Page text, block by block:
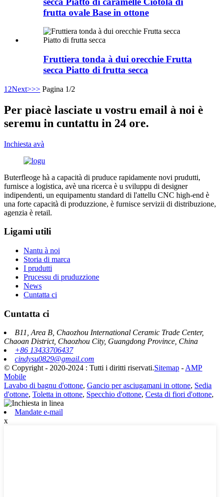
frutta ovale Base in ottone
Fruttiera tonda à dui orecchie Frutta
secca Piatto di frutta secca
1 2Next>>> Pagina 1/2
Per piacè lasciate u vostru email à noi è
seremu in cuntattu in 24 ore.
Inchiesta avà
Buterfleoge hà a capacità di pruduce rapidamente novi prudutti,
furnisce a logistica, avè una ricerca è u sviluppu di designer
indipendenti, un equipamentu standard di l'attellu CNC high-end è
una forte capacità di produzzione, è furnisce servizii di distribuzione,
agenzia è retail.
Ligami utili
Nantu à noi
Storia di marca
I prudutti
Prucessu di pruduzzione
News
Cuntatta ci
Cuntatta ci
B11, Area B, Chaozhou International Ceramic Trade Center,
Chaoan District, Chaozhou City, Guangdong Province, China
+86 13433706437
cindysu0829@gmail.com
© Copyright - 2020-2024 : Tutti i diritti riservati.Sitemap -AMP
Mobile
Lavabo di bagnu d'ottone, Gancio per asciugamani in ottone, Sedia
d'ottone, Toletta in ottone, Specchio d'ottone, Cesta di fiori d'ottone,
Mandate e-mail
x